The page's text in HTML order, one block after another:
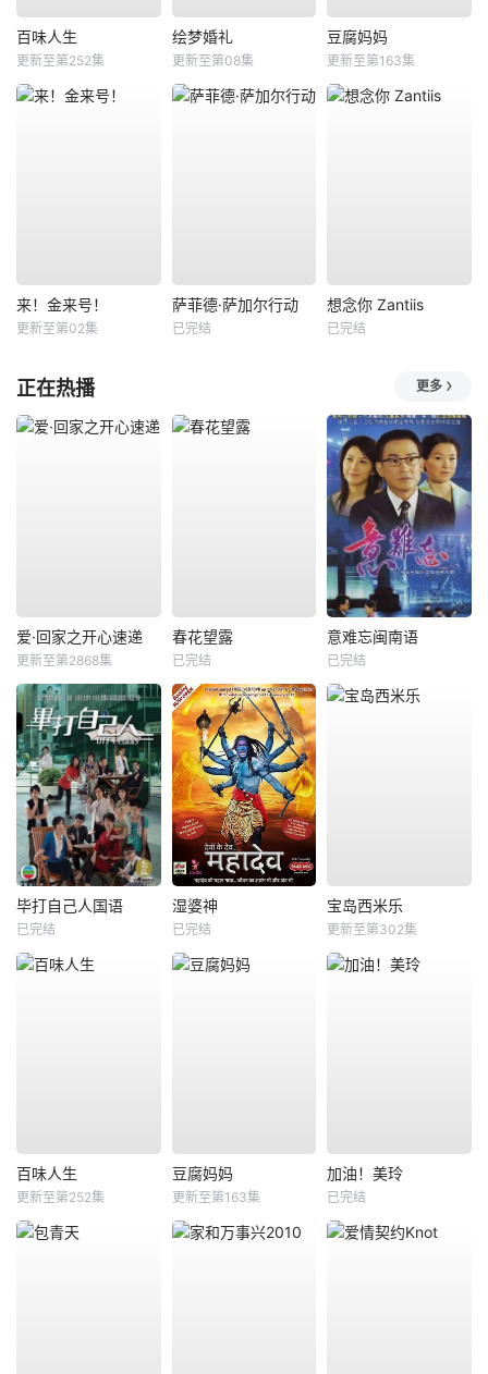
百味人生
更新至第252集
绘梦婚礼
更新至第08集
豆腐妈妈
更新至第163集
来！金来号！
更新至第02集
萨菲德·萨加尔行动
已完结
想念你 Zantiis
已完结
正在热播 更多
爱·回家之开心速递
更新至第2868集
春花望露
已完结
意难忘闽南语
已完结
毕打自己人国语
已完结
湿婆神
已完结
宝岛西米乐
更新至第302集
百味人生
更新至第252集
豆腐妈妈
更新至第163集
加油！美玲
已完结